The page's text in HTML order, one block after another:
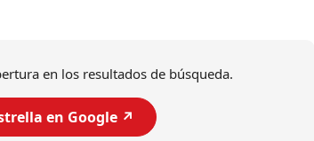
en los resultados de búsqueda.
en Google ↗️